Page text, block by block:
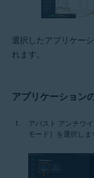
選択したアプリケー
れます。
アプリケーション
アバスト アンチウ
モード］を選択しま